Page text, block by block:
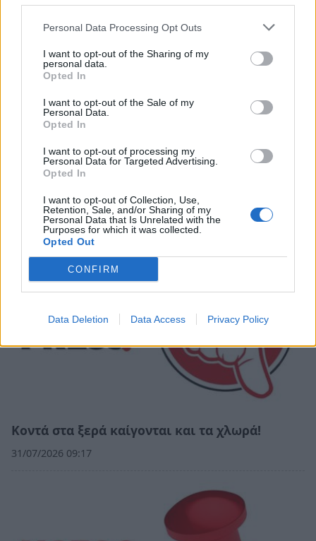
Personal Data Processing Opt Outs
I want to opt-out of the Sharing of my
personal data.
Opted In
I want to opt-out of the Sale of my
Personal Data.
Opted In
I want to opt-out of processing my
Personal Data for Targeted Advertising.
Opted In
I want to opt-out of Collection, Use,
Retention, Sale, and/or Sharing of my
Personal Data that Is Unrelated with the
Purposes for which it was collected.
Opted Out
CONFIRM
Data Deletion Data Access Privacy Policy
Κοντά στα ξερά καίγονται και τα χλωρά!
31/07/2026 09:17